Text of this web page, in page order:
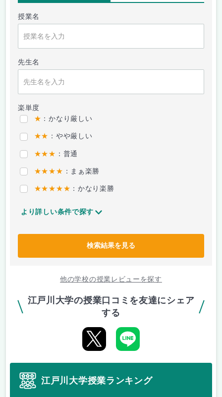
授業名
先生名
楽単度
★ ：かなり厳しい
★★ ：やや厳しい
★★★ ：普通
★★★★ ：まぁ楽勝
★★★★★ ：かなり楽勝
より詳しい条件で探す
検索結果を見る
他の学校の授業レビューを探す
江戸川大学の授業口コミを友達にシェア
する
江戸川大学授業ランキング